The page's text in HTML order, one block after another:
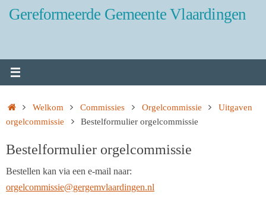
naarGereformeerde Gemeente Vlaardingen
HomeWelkom Commissies Orgelcommissie
Uitgaven
orgelcommissie
Bestelformulier orgelcommissie
Bestelformulier orgelcommissie
Bestellen kan via een e-mail naar:
orgelcommissie@gergemvlaardingen.nl